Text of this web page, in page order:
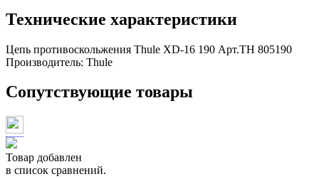
Технические характеристики
Цепь противоскольжения Thule XD-16 190 Арт.TH 805190
Производитель: Thule
Сопутствующие товары
Товар добавлен
в список сравнений.